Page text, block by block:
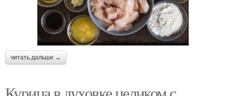
читать дальше →